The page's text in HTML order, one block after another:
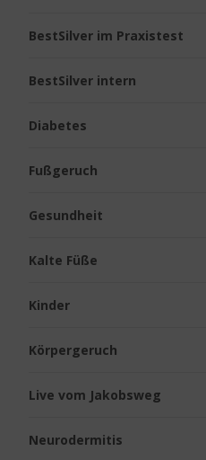
BestSilver im Praxistest
BestSilver intern
Diabetes
Fußgeruch
Gesundheit
Kalte Füße
Kinder
Körpergeruch
Live vom Jakobsweg
Neurodermitis